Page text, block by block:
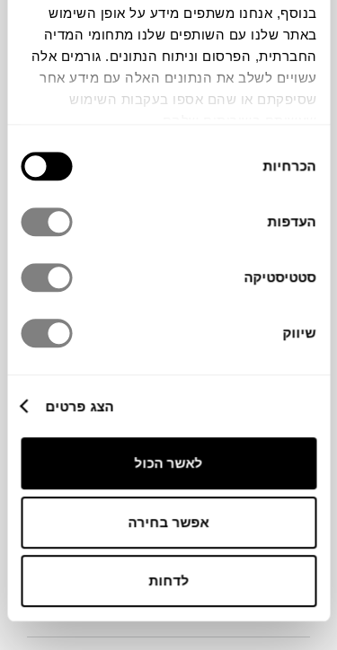
בנוסף, אנחנו משתפים מידע על אופן השימוש
באתר שלנו עם השותפים שלנו מתחומי המדיה
החברתית, הפרסום וניתוח הנתונים. גורמים אלה
עשויים לשלב את הנתונים האלה עם מידע אחר
שסיפקתם או שהם אספו בעקבות השימוש
הסכמה
הכרחיות
העדפות
סטטיסטיקה
שיווק
הצג פרטים
לאשר הכול
אפשר בחירה
לדחות
שולחן הקפה ULTRA למותג הצרפתי
Fermob
בפרט מאופיינים בקווים מודרנים וזויות חדות
עשוי אלומיניום והרגלים עשויות ברזל להפכו
ליציב וחזק, עמיד בתנאי מזג האוויר הקשים
צבעים רעננים.
ברזל הנו חומר טבעי ולמרות הטיפול שעבר נגד
מידות
162X74X36H ס"מ
מידע על חומרים